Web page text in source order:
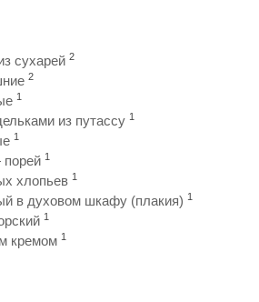
сухарей 2
2
1
из путассу 1
1
1
хлопьев 1
в духовом шкафу (плакия) 1
1
кремом 1